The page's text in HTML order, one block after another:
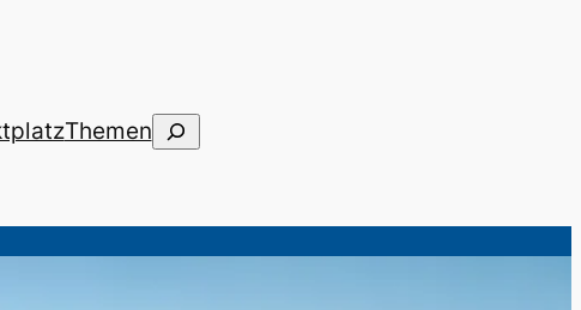
ThemenSuchen